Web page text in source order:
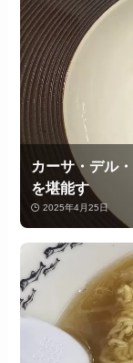
カーサ・デル
を堪能す
2025年4月25日